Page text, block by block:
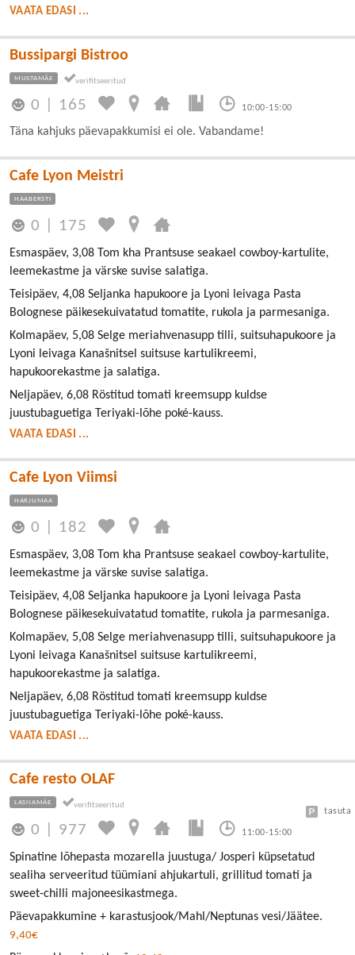
VAATA EDASI ...
Bussipargi Bistroo
MUSTAMÄE
0 165 10:00-15:00
Täna kahjuks päevapakkumisi ei ole. Vabandame!
Cafe Lyon Meistri
HAABERSTI
0 175
Esmaspäev, 3,08 Tom kha Prantsuse seakael cowboy-kartulite,
leemekastme ja värske suvise salatiga.
Teisipäev, 4,08 Seljanka hapukoore ja Lyoni leivaga Pasta
Bolognese päikesekuivatatud tomatite, rukola ja parmesaniga.
Kolmapäev, 5,08 Selge meriahvenasupp tilli, suitsuhapukoore ja
Lyoni leivaga Kanašnitsel suitsuse kartulikreemi,
hapukoorekastme ja salatiga.
Neljapäev, 6,08 Röstitud tomati kreemsupp kuldse
juustubaguetiga Teriyaki-lõhe poké-kauss.
VAATA EDASI ...
Cafe Lyon Viimsi
HARJUMAA
0 182
Esmaspäev, 3,08 Tom kha Prantsuse seakael cowboy-kartulite,
leemekastme ja värske suvise salatiga.
Teisipäev, 4,08 Seljanka hapukoore ja Lyoni leivaga Pasta
Bolognese päikesekuivatatud tomatite, rukola ja parmesaniga.
Kolmapäev, 5,08 Selge meriahvenasupp tilli, suitsuhapukoore ja
Lyoni leivaga Kanašnitsel suitsuse kartulikreemi,
hapukoorekastme ja salatiga.
Neljapäev, 6,08 Röstitud tomati kreemsupp kuldse
juustubaguetiga Teriyaki-lõhe poké-kauss.
VAATA EDASI ...
Cafe resto OLAF
LASNAMÄE
0 977 11:00-15:00
tasuta
Spinatine lõhepasta mozarella juustuga/ Josperi küpsetatud
sealiha serveeritud tüümiani ahjukartuli, grillitud tomati ja
sweet-chilli majoneesikastmega.
Päevapakkumine + karastusjook/Mahl/Neptunas vesi/Jäätee.
9,40€